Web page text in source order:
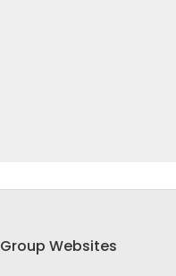
Group Websites